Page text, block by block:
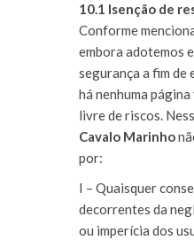
10.1 Isenção de
Conforme
embora adotemos
segurança a fim de
há nenhuma
livre de riscos.
Cavalo Marinho
por:
I – Quaisquer
decorrentes da
ou imperícia dos